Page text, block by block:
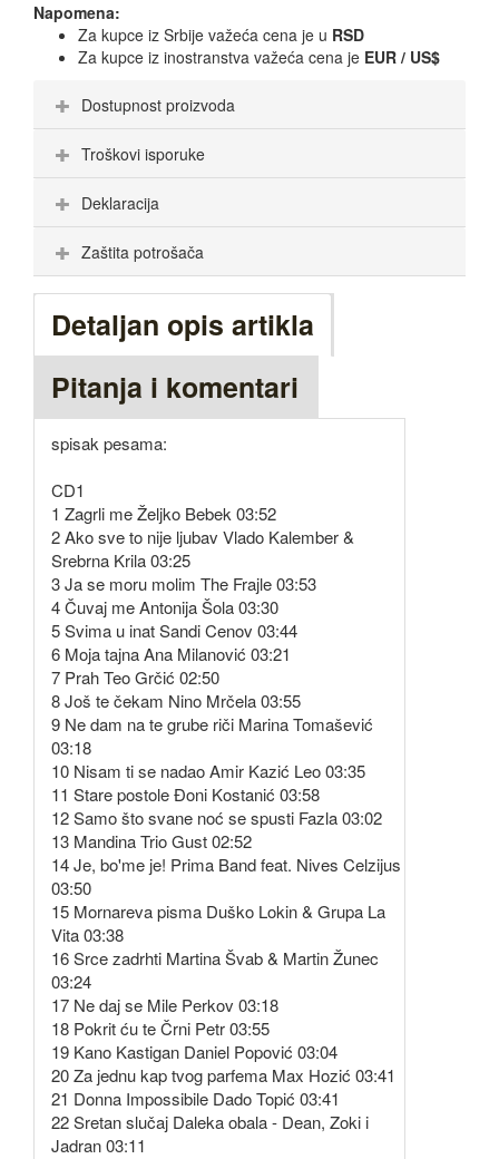
Napomena:
Za kupce iz Srbije važeća cena je u RSD
Za kupce iz inostranstva važeća cena je EUR / US$
Dostupnost proizvoda
Troškovi isporuke
Deklaracija
Zaštita potrošača
Detaljan opis artikla
Pitanja i komentari
spisak pesama:
CD1
1 Zagrli me Željko Bebek 03:52
2 Ako sve to nije ljubav Vlado Kalember &
Srebrna Krila 03:25
3 Ja se moru molim The Frajle 03:53
4 Čuvaj me Antonija Šola 03:30
5 Svima u inat Sandi Cenov 03:44
6 Moja tajna Ana Milanović 03:21
7 Prah Teo Grčić 02:50
8 Još te čekam Nino Mrčela 03:55
9 Ne dam na te grube riči Marina Tomašević
03:18
10 Nisam ti se nadao Amir Kazić Leo 03:35
11 Stare postole Đoni Kostanić 03:58
12 Samo što svane noć se spusti Fazla 03:02
13 Mandina Trio Gust 02:52
14 Je, bo'me je! Prima Band feat. Nives Celzijus
03:50
15 Mornareva pisma Duško Lokin & Grupa La
Vita 03:38
16 Srce zadrhti Martina Švab & Martin Žunec
03:24
17 Ne daj se Mile Perkov 03:18
18 Pokrit ću te Črni Petr 03:55
19 Kano Kastigan Daniel Popović 03:04
20 Za jednu kap tvog parfema Max Hozić 03:41
21 Donna Impossibile Dado Topić 03:41
22 Sretan slučaj Daleka obala - Dean, Zoki i
Jadran 03:11